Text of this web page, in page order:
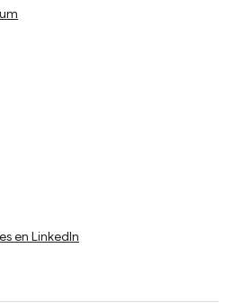
en LinkedIn